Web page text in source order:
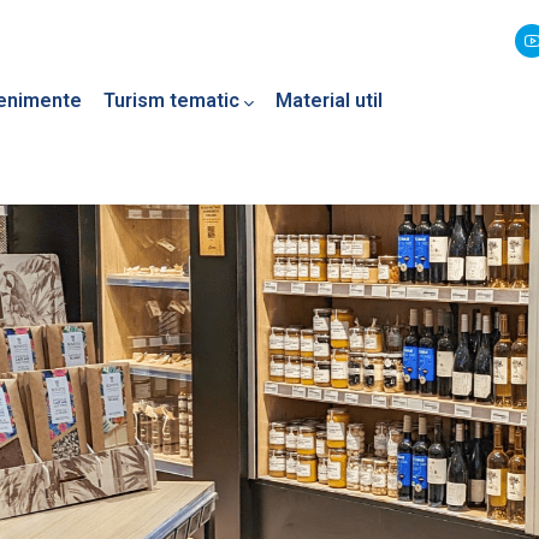
Turism tematic Material util